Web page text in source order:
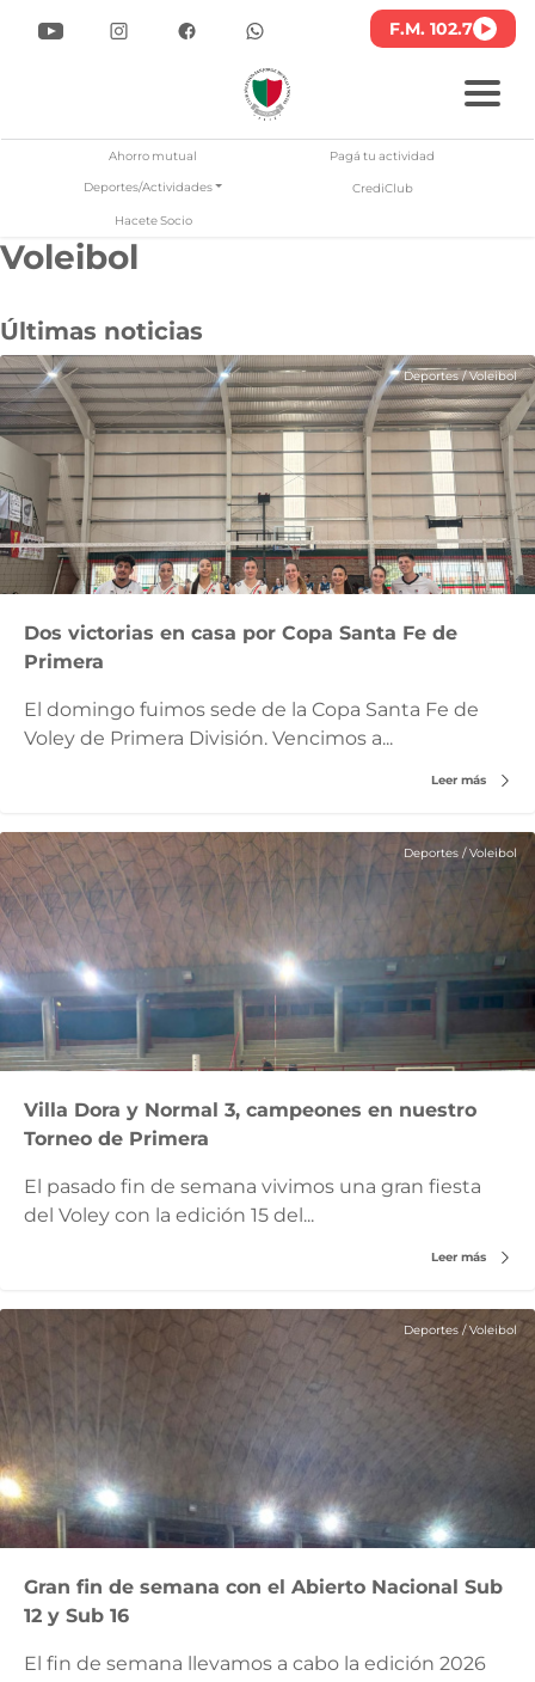
Atlético San Jorge
F.M. 102.7
Ahorro mutual
Pagá tu actividad
Deportes/Actividades
CrediClub
Hacete Socio
Voleibol
Últimas noticias
Deportes / Voleibol
Dos victorias en casa por Copa Santa Fe de
Primera
El domingo fuimos sede de la Copa Santa Fe de
Voley de Primera División. Vencimos a...
Leer más
Deportes / Voleibol
Villa Dora y Normal 3, campeones en nuestro
Torneo de Primera
El pasado fin de semana vivimos una gran fiesta
del Voley con la edición 15 del...
Leer más
Deportes / Voleibol
Gran fin de semana con el Abierto Nacional Sub
12 y Sub 16
El fin de semana llevamos a cabo la edición 2026